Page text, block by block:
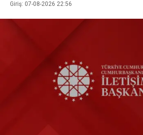
Giriş: 07-08-2026 22:56